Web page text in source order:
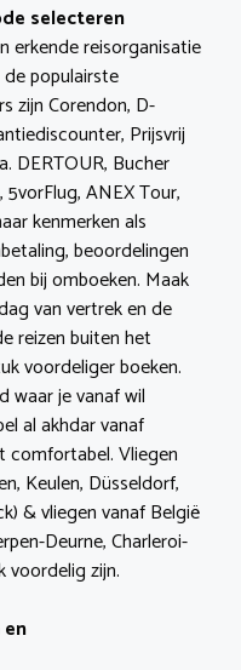
selecteren
erkende reisorganisatie
populairste
zijn Corendon, D-
Prijsvrij
DERTOUR, Bucher
ANEX Tour,
kenmerken als
beoordelingen
bij omboeken. Maak
van vertrek en de
reizen buiten het
voordeliger boeken.
waar je vanaf wil
al akhdar vanaf
comfortabel. Vliegen
Keulen, Düsseldorf,
& vliegen vanaf België
Deurne, Charleroi-
voordelig zijn.